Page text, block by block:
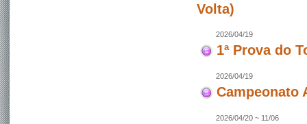
Volta)
2026/04/19
1ª Prova do
2026/04/19
Campeonato
2026/04/20 ~ 11/06